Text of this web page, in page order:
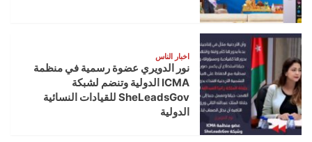
اخبار الناس
نور الدويري عضوة رسمية في منظمة
ICMA الدولية وتنضم لشبكة
SheLeadsGov للقيادات النسائية
الدولية